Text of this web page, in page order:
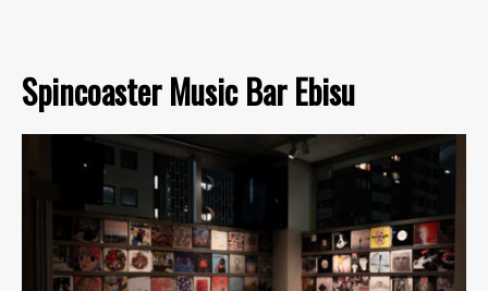
Spincoaster Music Bar Ebisu